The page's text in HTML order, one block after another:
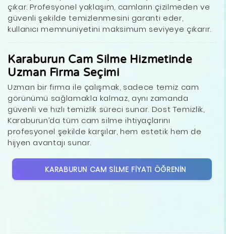
çıkar. Profesyonel yaklaşım, camların çizilmeden ve
güvenli şekilde temizlenmesini garanti eder,
kullanıcı memnuniyetini maksimum seviyeye çıkarır.
Karaburun Cam Silme Hizmetinde
Uzman Firma Seçimi
Uzman bir firma ile çalışmak, sadece temiz cam
görünümü sağlamakla kalmaz, aynı zamanda
güvenli ve hızlı temizlik süreci sunar. Dost Temizlik,
Karaburun’da tüm cam silme ihtiyaçlarını
profesyonel şekilde karşılar, hem estetik hem de
hijyen avantajı sunar.
KARABURUN CAM SILME FIYATI ÖĞRENIN